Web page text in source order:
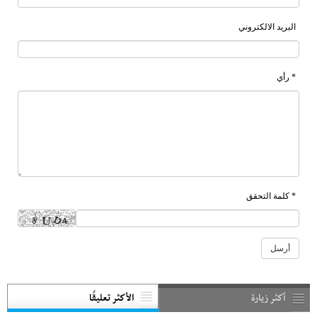
البريد الالكتروني
* رأي
* كلمة التحقق
أكثر زيارة الأكثر تعليقًا